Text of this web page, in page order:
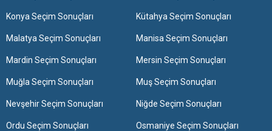
Konya Seçim Sonuçları Kütahya Seçim Sonuçları
Malatya Seçim Sonuçları Manisa Seçim Sonuçları
Mardin Seçim Sonuçları Mersin Seçim Sonuçları
Muğla Seçim Sonuçları Muş Seçim Sonuçları
Nevşehir Seçim Sonuçları Niğde Seçim Sonuçları
Ordu Seçim Sonuçları Osmaniye Seçim Sonuçları